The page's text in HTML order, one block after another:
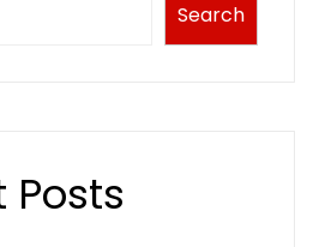
Search
Posts